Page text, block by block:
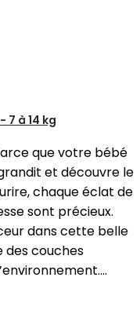
7 à 14 kg
que votre bébé
et découvre le
chaque éclat de
sont précieux.
dans cette belle
des couches